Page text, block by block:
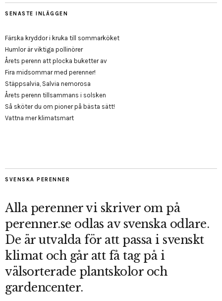
SENASTE INLÄGGEN
Färska kryddor i kruka till sommarköket
Humlor är viktiga pollinörer
Årets perenn att plocka buketter av
Fira midsommar med perenner!
Stäppsalvia, Salvia nemorosa
Årets perenn tillsammans i solsken
Så sköter du om pioner på bästa sätt!
Vattna mer klimatsmart
SVENSKA PERENNER
Alla perenner vi skriver om på
perenner.se odlas av svenska odlare.
De är utvalda för att passa i svenskt
klimat och går att få tag på i
välsorterade plantskolor och
gardencenter.